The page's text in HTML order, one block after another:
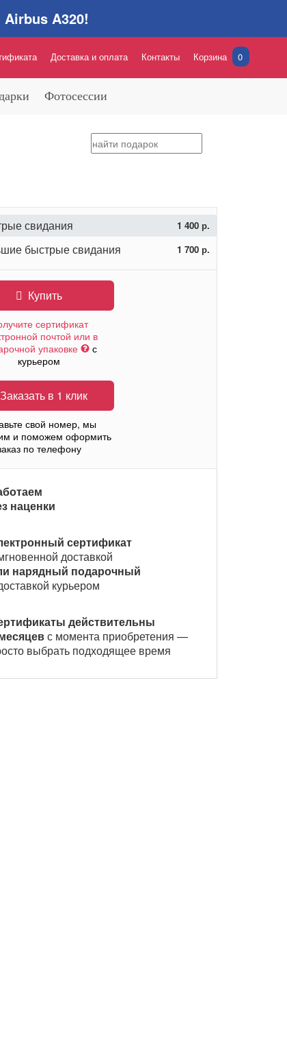
A320!
Доставка и оплата Контакты Корзина 0
Фотосессии
свидания 1 400 р.
быстрые свидания 1 700 р.
Купить
сертификат
почтой или в
упаковке
с
курьером
Заказать в 1 клик
свой номер, мы
и поможем оформить
по телефону
наценки
сертификат
доставкой
нарядный подарочный
курьером
действительны
с момента приобретения —
выбрать подходящее время